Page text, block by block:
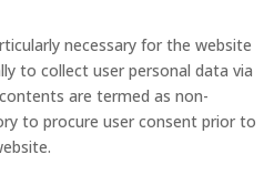
necessary for the website
to collect user personal data via
are termed as non-
to procure user consent prior to